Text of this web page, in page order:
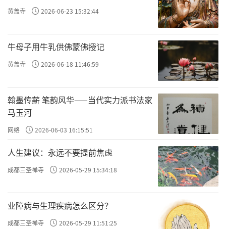
黄盖寺 2026-06-23 15:32:44
牛母子用牛乳供佛蒙佛授记
黄盖寺 2026-06-18 11:46:59
翰墨传薪 笔韵风华——当代实力派书法家
马玉河
网络 2026-06-03 16:15:51
人生建议：永远不要提前焦虑
成都三圣禅寺 2026-05-29 15:34:18
业障病与生理疾病怎么区分？
成都三圣禅寺 2026-05-29 11:51:25